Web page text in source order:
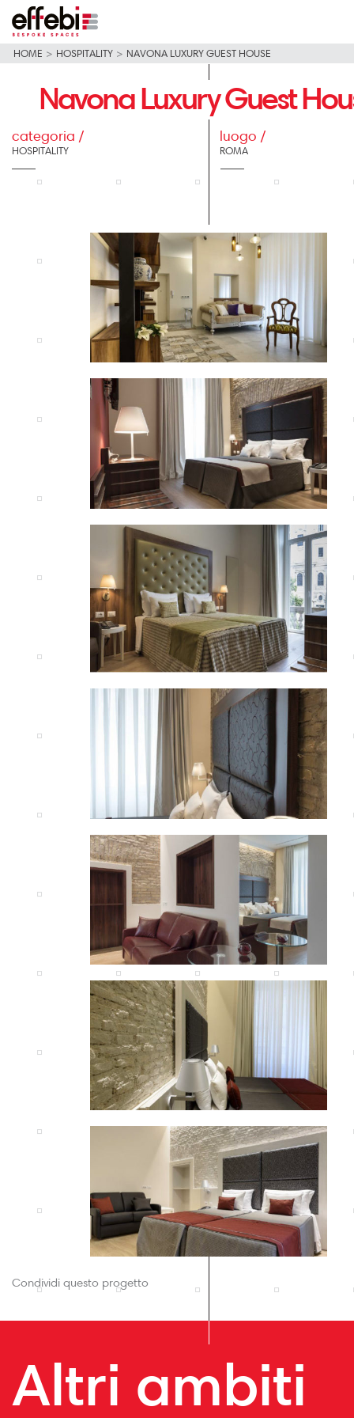
HOME > HOSPITALITY > NAVONA LUXURY GUEST HOUSE
Navona Luxury Guest
categoria /
HOSPITALITY
luogo /
ROMA
Condividi questo progetto
Altri ambiti